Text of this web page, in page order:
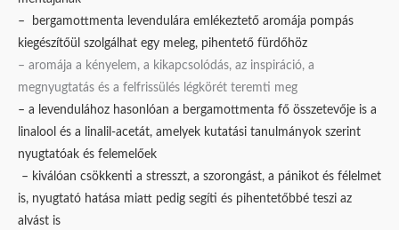
– bergamottmenta levendulára emlékeztető aromája pompás
kiegészítőül szolgálhat egy meleg, pihentető fürdőhöz
– aromája a kényelem, a kikapcsolódás, az inspiráció, a
megnyugtatás és a felfrissülés légkörét teremti meg
– a levendulához hasonlóan a bergamottmenta fő összetevője is a
linalool és a linalil-acetát, amelyek kutatási tanulmányok szerint
nyugtatóak és felemelőek
– kiválóan csökkenti a stresszt, a szorongást, a pánikot és félelmet
is, nyugtató hatása miatt pedig segíti és pihentetőbbé teszi az
alvást is